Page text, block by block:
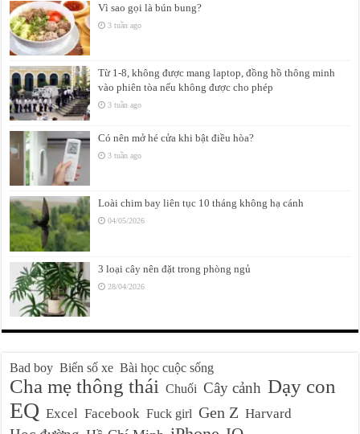
Vì sao gọi là bún bung?
3 tuần ago
Từ 1-8, không được mang laptop, đồng hồ thông minh
vào phiên tòa nếu không được cho phép
3 tuần ago
Có nên mở hé cửa khi bật điều hòa?
3 tuần ago
Loài chim bay liên tục 10 tháng không hạ cánh
04/05/2026
3 loại cây nên đặt trong phòng ngủ
28/04/2026
Bad boy Biển số xe Bài học cuộc sống
Cha mẹ thông thái Chuối Cây cảnh Dạy con
EQ Excel Facebook Fuck girl Gen Z Harvard